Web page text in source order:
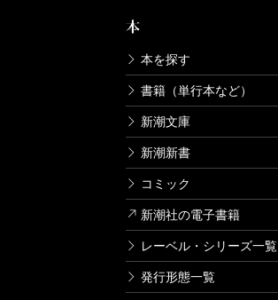
本
本を探す
書籍（単行本など）
新潮文庫
新潮新書
コミック
新潮社の電子書籍
レーベル・シリーズ一覧
発行形態一覧